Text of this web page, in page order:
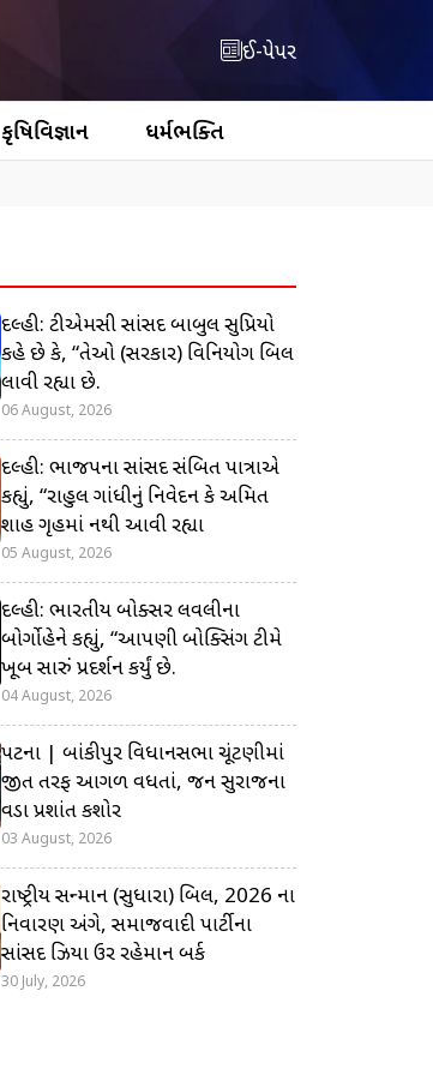
ઈ-પેપર
કૃષિવિજ્ઞાન ધર્મભક્તિ
દિલ્હી: ટીએમસી સાંસદ બાબુલ સુપ્રિયો
કહે છે કે, “તેઓ (સરકાર) વિનિયોગ બિલ
લાવી રહ્યા છે.
06 August, 2026
દિલ્હી: ભાજપના સાંસદ સંબિત પાત્રાએ
કહ્યું, “રાહુલ ગાંધીનું નિવેદન કે અમિત
શાહ ગૃહમાં નથી આવી રહ્યા
05 August, 2026
દિલ્હી: ભારતીય બોક્સર લવલીના
બોર્ગોહેને કહ્યું, “આપણી બોક્સિંગ ટીમે
ખૂબ સારું પ્રદર્શન કર્યું છે.
04 August, 2026
પટના | બાંકીપુર વિધાનસભા ચૂંટણીમાં
જીત તરફ આગળ વધતાં, જન સુરાજના
વડા પ્રશાંત કિશોર
03 August, 2026
રાષ્ટ્રીય સન્માન (સુધારા) બિલ, 2026 ના
નિવારણ અંગે, સમાજવાદી પાર્ટીના
સાંસદ ઝિયા ઉર રહેમાન બર્ક
30 July, 2026